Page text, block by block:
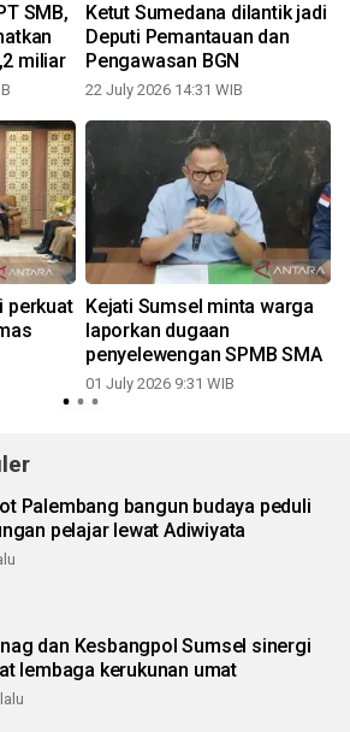
SMB,
miliar
Ketut Sumedana dilantik jadi
Deputi Pemantauan dan
Pengawasan BGN
22 July 2026 14:31 WIB
perkuat
Kejati Sumsel minta warga
laporkan dugaan
penyelewengan SPMB SMA
01 July 2026 9:31 WIB
Palembang bangun budaya peduli
pelajar lewat Adiwiyata
dan Kesbangpol Sumsel sinergi
lembaga kerukunan umat